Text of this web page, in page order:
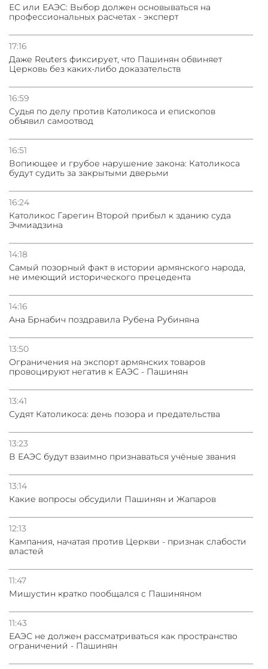
ЕС или ЕАЭС: Выбор должен основываться на
профессиональных расчетах - эксперт
17:16
Даже Reuters фиксирует, что Пашинян обвиняет
Церковь без каких-либо доказательств
16:59
Судья по делу против Католикоса и епископов
объявил самоотвод
16:51
Вопиющее и грубое нарушение закона: Католикоса
будут судить за закрытыми дверьми
16:24
Католикос Гарегин Второй прибыл к зданию суда
Эчмиадзина
14:18
Самый позорный факт в истории армянского народа,
не имеющий исторического прецедента
14:16
Ана Брнабич поздравила Рубена Рубиняна
13:50
Oграничения на экспорт армянских товаров
провоцируют негатив к ЕАЭС - Пашинян
13:41
Судят Католикоса: день позора и предательства
13:23
В ЕАЭС будут взаимно признаваться учёные звания
13:14
Какие вопросы обсудили Пашинян и Жапаров
12:13
Кампания, начатая против Церкви - признак слабости
властей
11:47
Мишустин кратко пообщался с Пашиняном
11:43
ЕАЭС не должен рассматриваться как пространство
ограничений - Пашинян
31.07.2026
Сотрудничество и очереди – детали визита главы
погрануправления СНБ Армении в Тбилиси